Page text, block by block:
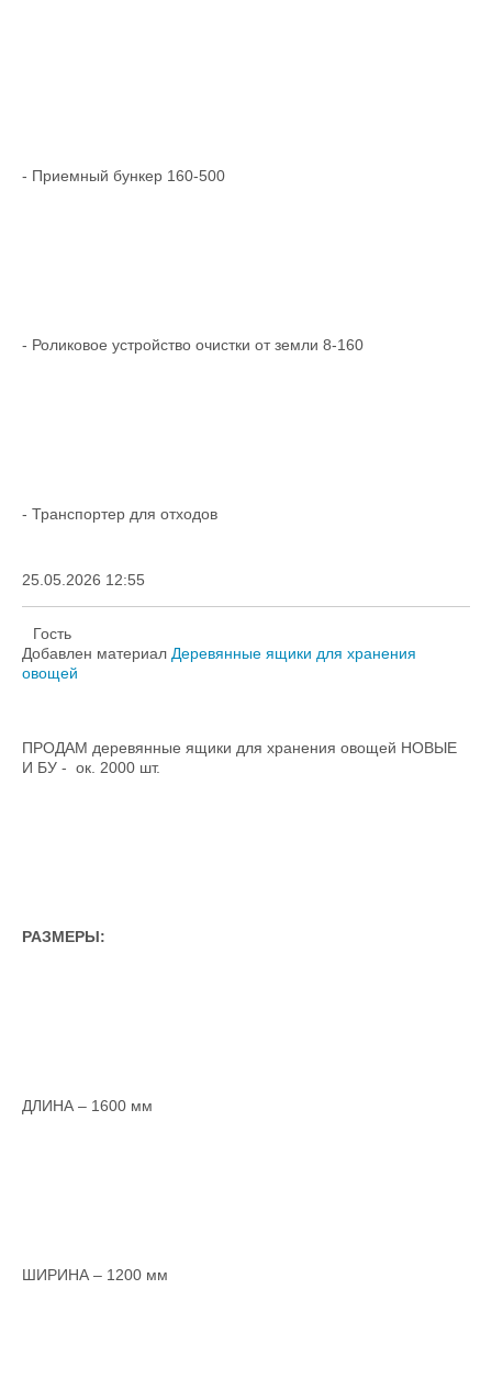
- Приемный бункер 160-500
- Роликовое устройство очистки от земли 8-160
- Транспортер для отходов
25.05.2026 12:55
Гость
Добавлен материал Деревянные ящики для хранения
овощей
ПРОДАМ деревянные ящики для хранения овощей НОВЫЕ
И БУ - ок. 2000 шт.
РАЗМЕРЫ:
ДЛИНА – 1600 мм
ШИРИНА – 1200 мм